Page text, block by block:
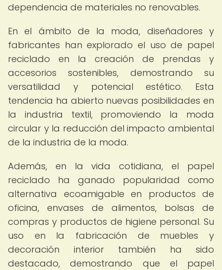
dependencia de materiales no renovables.
En el ámbito de la moda, diseñadores y
fabricantes han explorado el uso de papel
reciclado en la creación de prendas y
accesorios sostenibles, demostrando su
versatilidad y potencial estético. Esta
tendencia ha abierto nuevas posibilidades en
la industria textil, promoviendo la moda
circular y la reducción del impacto ambiental
de la industria de la moda.
Además, en la vida cotidiana, el papel
reciclado ha ganado popularidad como
alternativa ecoamigable en productos de
oficina, envases de alimentos, bolsas de
compras y productos de higiene personal. Su
uso en la fabricación de muebles y
decoración interior también ha sido
destacado, demostrando que el papel